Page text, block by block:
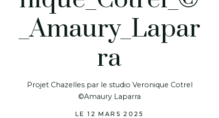
_Amaury_Lapar
ra
Projet Chazelles par le studio Veronique Cotrel
©Amaury Laparra
LE 12 MARS 2025